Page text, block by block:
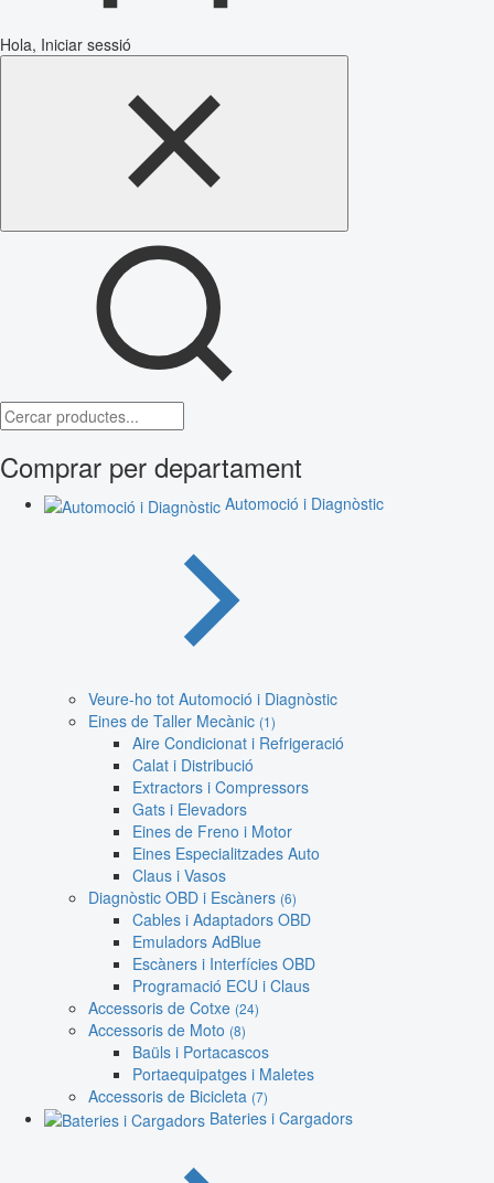
Hola, Iniciar sessió
Comprar per departament
Automoció i Diagnòstic
Veure-ho tot Automoció i Diagnòstic
Eines de Taller Mecànic (1)
Aire Condicionat i Refrigeració
Calat i Distribució
Extractors i Compressors
Gats i Elevadors
Eines de Freno i Motor
Eines Especialitzades Auto
Claus i Vasos
Diagnòstic OBD i Escàners (6)
Cables i Adaptadors OBD
Emuladors AdBlue
Escàners i Interfícies OBD
Programació ECU i Claus
Accessoris de Cotxe (24)
Accessoris de Moto (8)
Baüls i Portacascos
Portaequipatges i Maletes
Accessoris de Bicicleta (7)
Bateries i Cargadors